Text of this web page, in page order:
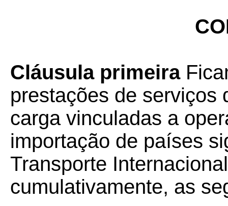
Cláusula primeira
prestações de serviços
carga vinculadas a
importação de países
Transporte
cumulativamente, as